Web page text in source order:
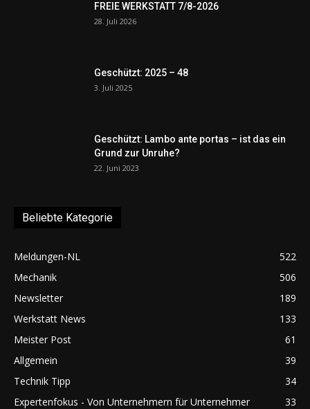
FREIE WERKSTATT 7/8-2026
28. Juli 2026
Geschützt: 2025 – 48
3. Juli 2025
Geschützt: Lambo ante portas – ist das ein
Grund zur Unruhe?
22. Juni 2023
Beliebte Kategorie
Meldungen-NL
522
Mechanik
506
Newsletter
189
Werkstatt News
133
Meister Post
61
Allgemein
39
Technik Tipp
34
Expertenfokus - Von Unternehmern für Unternehmer
33